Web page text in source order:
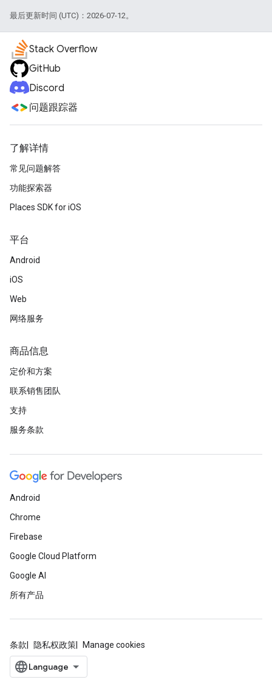
最后更新时间 (UTC)：2026-07-12。
Stack Overflow
GitHub
Discord
问题跟踪器
了解详情
常见问题解答
功能探索器
Places SDK for iOS
平台
Android
iOS
Web
网络服务
商品信息
定价和方案
联系销售团队
支持
服务条款
Android
Chrome
Firebase
Google Cloud Platform
Google AI
所有产品
条款 隐私权政策 Manage cookies